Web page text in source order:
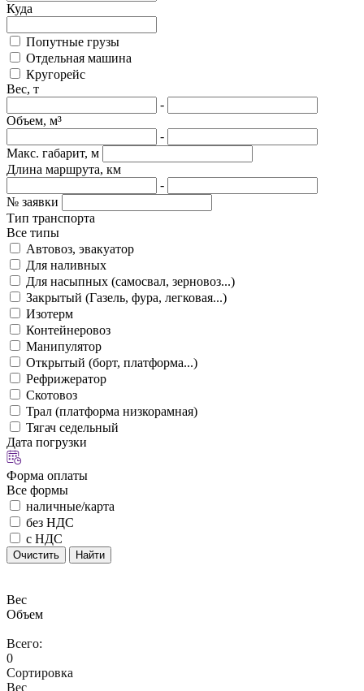
Куда
Попутные грузы
Отдельная машина
Кругорейс
Вес, т
-
Объем, м³
-
Макс. габарит, м
Длина маршрута, км
-
№ заявки
Тип транспорта
Все типы
Автовоз, эвакуатор
Для наливных
Для насыпных (самосвал, зерновоз...)
Закрытый (Газель, фура, легковая...)
Изотерм
Контейнеровоз
Манипулятор
Открытый (борт, платформа...)
Рефрижератор
Скотовоз
Трал (платформа низкорамная)
Тягач седельный
Дата погрузки
Форма оплаты
Все формы
наличные/карта
без НДС
с НДС
Очистить Найти
Вес
Объем
Всего:
0
Сортировка
Вес